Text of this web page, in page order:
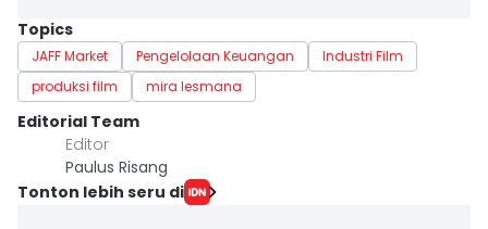
Topics
JAFF Market Pengelolaan Keuangan
Industri Film
produksi film
mira lesmana
Editorial Team
Editor
Paulus Risang
Tonton lebih seru di